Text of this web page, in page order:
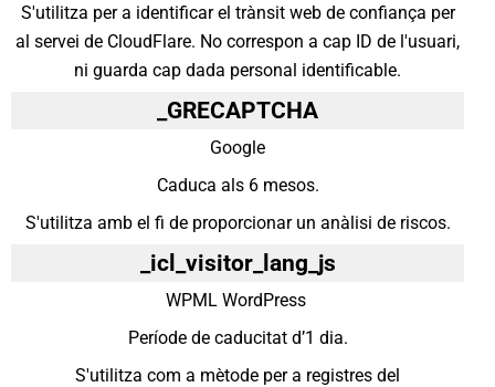
S'utilitza per a identificar el trànsit web de confiança per
al servei de CloudFlare. No correspon a cap ID de l'usuari,
ni guarda cap dada personal identificable.
_GRECAPTCHA
Google
Caduca als 6 mesos.
S'utilitza amb el fi de proporcionar un anàlisi de riscos.
_icl_visitor_lang_js
WPML WordPress
Període de caducitat d’1 dia.
S'utilitza com a mètode per a registres del